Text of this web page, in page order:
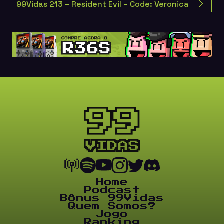
99Vidas 213 – Resident Evil – Code: Veronica
Home
Podcast
Bônus 99Vidas
Quem Somos?
Jogo
Ranking